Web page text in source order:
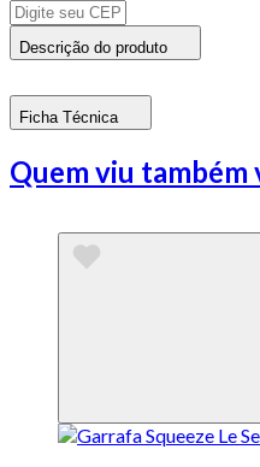
Descrição do produto
Ficha Técnica
Quem viu também